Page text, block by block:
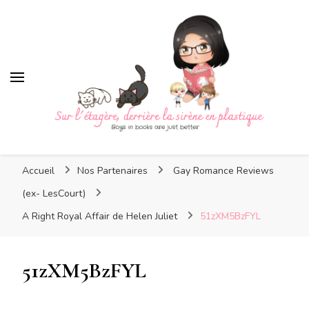
Sur l'étagère, derrière la
sirène en plastique
sirène en plastique
Accueil Nos Partenaires
Gay Romance Reviews
(ex- LesCourt)
A Right Royal Affair de Helen Juliet
51zXM5BzFYL
51zXM5BzFYL